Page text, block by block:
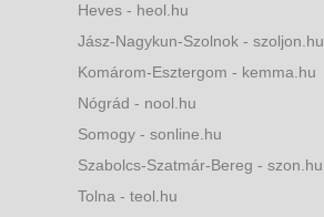
Heves - heol.hu
Jász-Nagykun-Szolnok - szoljon.hu
Komárom-Esztergom - kemma.hu
Nógrád - nool.hu
Somogy - sonline.hu
Szabolcs-Szatmár-Bereg - szon.hu
Tolna - teol.hu